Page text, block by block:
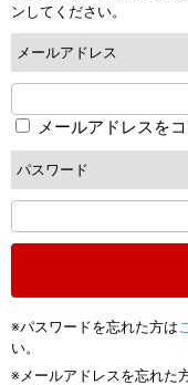
ンしてください。
メールアドレス
メールアドレスを
パスワード
※パスワードを忘れた方は
い。
※メールアドレスを忘れた